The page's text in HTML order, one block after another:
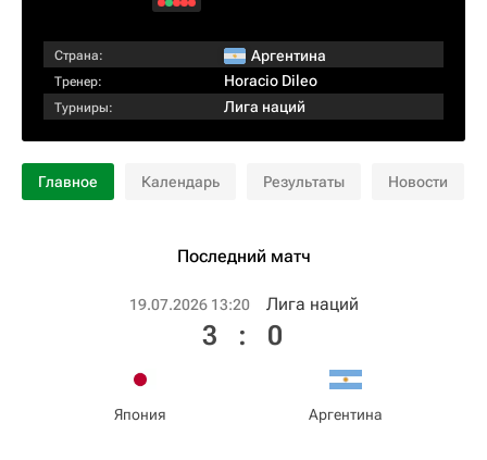
Страна: Аргентина
Тренер: Horacio Dileo
Турниры: Лига наций
Главное Календарь Результаты Новости
Последний матч
19.07.2026 13:20 Лига наций
Япония
3 : 0
Аргентина